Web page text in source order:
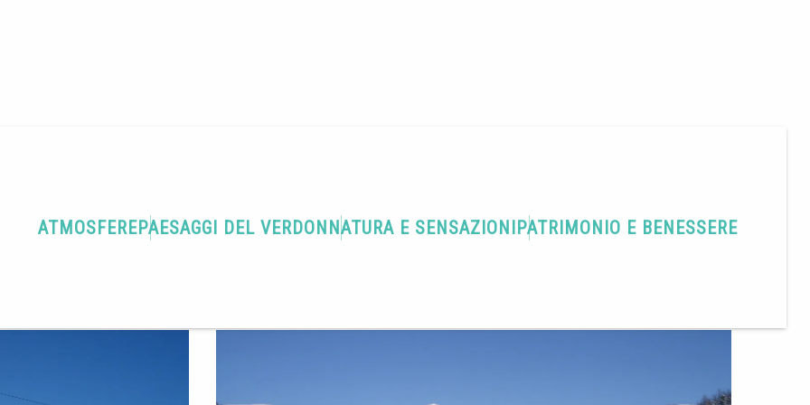
ATMOSFEREPAESAGGI DEL VERDONNATURA E SENSAZIONIPATRIMONIO E BENESSERE
Michel